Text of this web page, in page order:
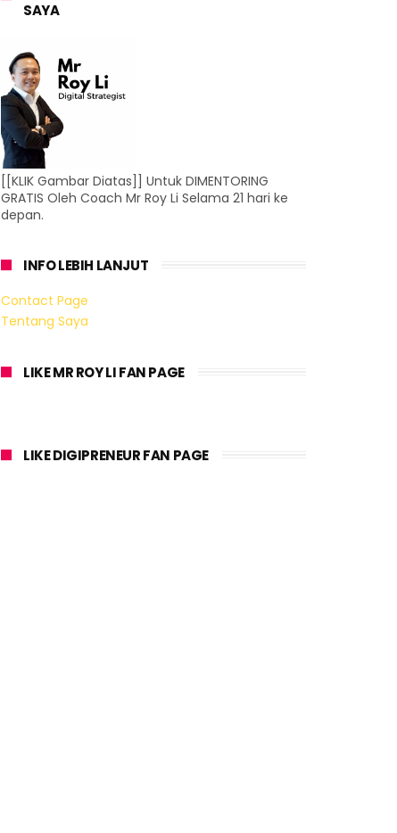
SAYA
[[KLIK Gambar Diatas]] Untuk DIMENTORING
GRATIS Oleh Coach Mr Roy Li Selama 21 hari ke
depan.
INFO LEBIH LANJUT
Contact Page
Tentang Saya
LIKE MR ROY LI FAN PAGE
LIKE DIGIPRENEUR FAN PAGE